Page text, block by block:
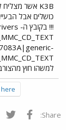
למשהו חוץ
Share: פייסבוק